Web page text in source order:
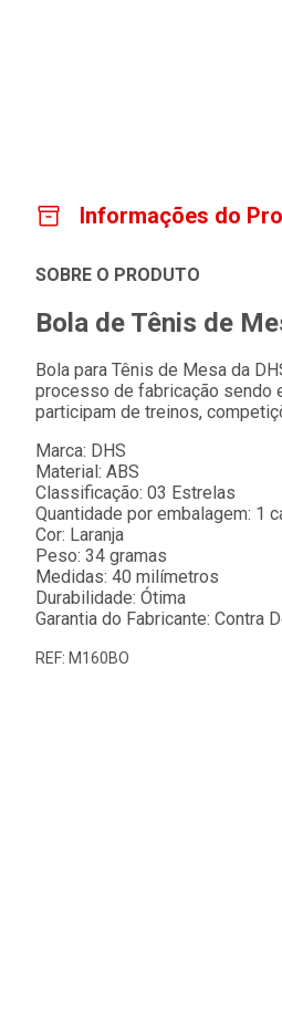
Informações do
SOBRE O PRODUTO
Bola de Tênis de
Bola para Tênis de Mesa da
processo de fabricação sendo
participam de treinos,
Marca: DHS
Material: ABS
Classificação: 03 Estrelas
Quantidade por embalagem: 1
Cor: Laranja
Peso: 34 gramas
Medidas: 40 milímetros
Durabilidade: Ótima
Garantia do Fabricante: Contra
REF: M160BO